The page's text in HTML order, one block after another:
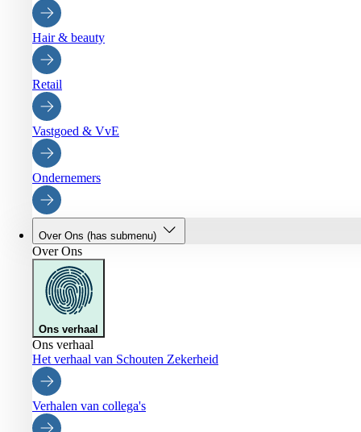
Hair & beauty
Retail
Vastgoed & VvE
Ondernemers
Over Ons (has submenu)
Over Ons
Ons verhaal
Ons verhaal
Het verhaal van Schouten Zekerheid
Verhalen van collega's